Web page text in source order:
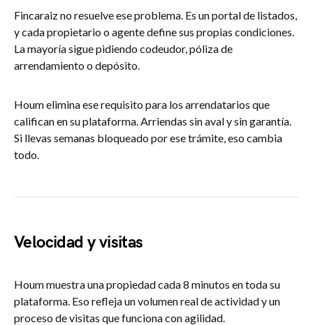
Fincaraiz no resuelve ese problema. Es un portal de listados,
y cada propietario o agente define sus propias condiciones.
La mayoría sigue pidiendo codeudor, póliza de
arrendamiento o depósito.
Houm elimina ese requisito para los arrendatarios que
califican en su plataforma. Arriendas sin aval y sin garantía.
Si llevas semanas bloqueado por ese trámite, eso cambia
todo.
Velocidad y visitas
Houm muestra una propiedad cada 8 minutos en toda su
plataforma. Eso refleja un volumen real de actividad y un
proceso de visitas que funciona con agilidad.